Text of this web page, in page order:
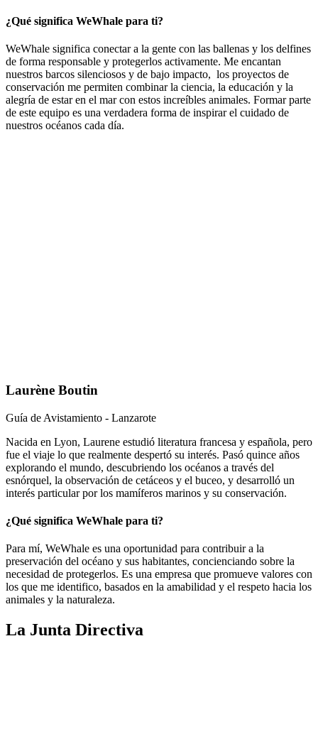
¿Qué significa WeWhale para ti?
WeWhale significa conectar a la gente con las ballenas y los delfines
de forma responsable y protegerlos activamente. Me encantan
nuestros barcos silenciosos y de bajo impacto, los proyectos de
conservación me permiten combinar la ciencia, la educación y la
alegría de estar en el mar con estos increíbles animales. Formar parte
de este equipo es una verdadera forma de inspirar el cuidado de
nuestros océanos cada día.
Laurène Boutin
Guía de Avistamiento - Lanzarote
Nacida en Lyon, Laurene estudió literatura francesa y española, pero
fue el viaje lo que realmente despertó su interés. Pasó quince años
explorando el mundo, descubriendo los océanos a través del
esnórquel, la observación de cetáceos y el buceo, y desarrolló un
interés particular por los mamíferos marinos y su conservación.
¿Qué significa WeWhale para ti?
Para mí, WeWhale es una oportunidad para contribuir a la
preservación del océano y sus habitantes, concienciando sobre la
necesidad de protegerlos. Es una empresa que promueve valores con
los que me identifico, basados en la amabilidad y el respeto hacia los
animales y la naturaleza.
La Junta Directiva